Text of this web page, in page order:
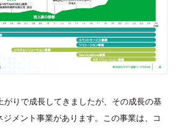
がりで成長してきましたが、その成長の基
メント事業があります。この事業は、コ